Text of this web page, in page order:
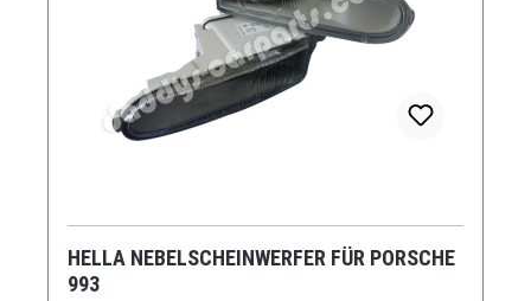
HELLA NEBELSCHEINWERFER FÜR PORSCHE
993